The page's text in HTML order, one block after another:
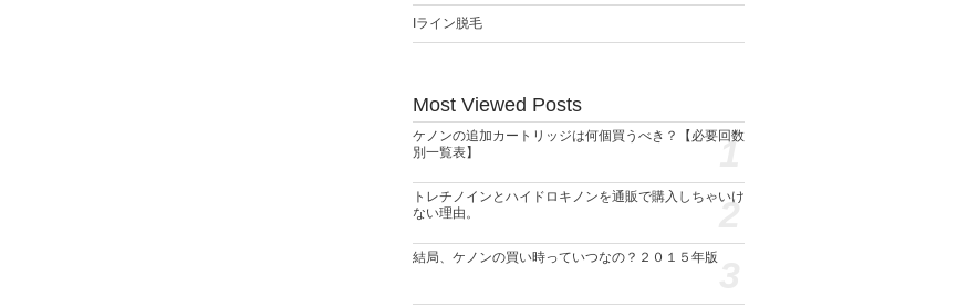
Iライン脱毛
Most Viewed Posts
ケノンの追加カートリッジは何個買うべき？【必要回数
別一覧表】
1
トレチノインとハイドロキノンを通販で購入しちゃいけ
ない理由。
2
結局、ケノンの買い時っていつなの？２０１５年版